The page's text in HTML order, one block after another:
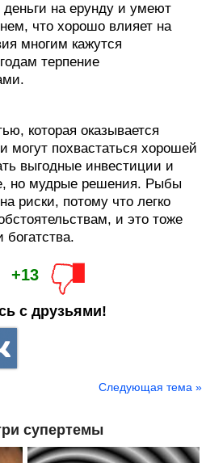
на ерунду и умеют
что хорошо влияет на
многим кажутся
терпение
которая оказывается
могут похвастаться хорошей
выгодные инвестиции и
но мудрые решения. Рыбы
риски, потому что легко
и это тоже
богатства.
+13
с друзьями!
Следующая тема »
супертемы